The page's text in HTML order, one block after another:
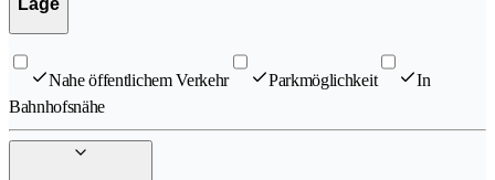
Nahe öffentlichem Verkehr Parkmöglichkeit
In
Bahnhofsnähe